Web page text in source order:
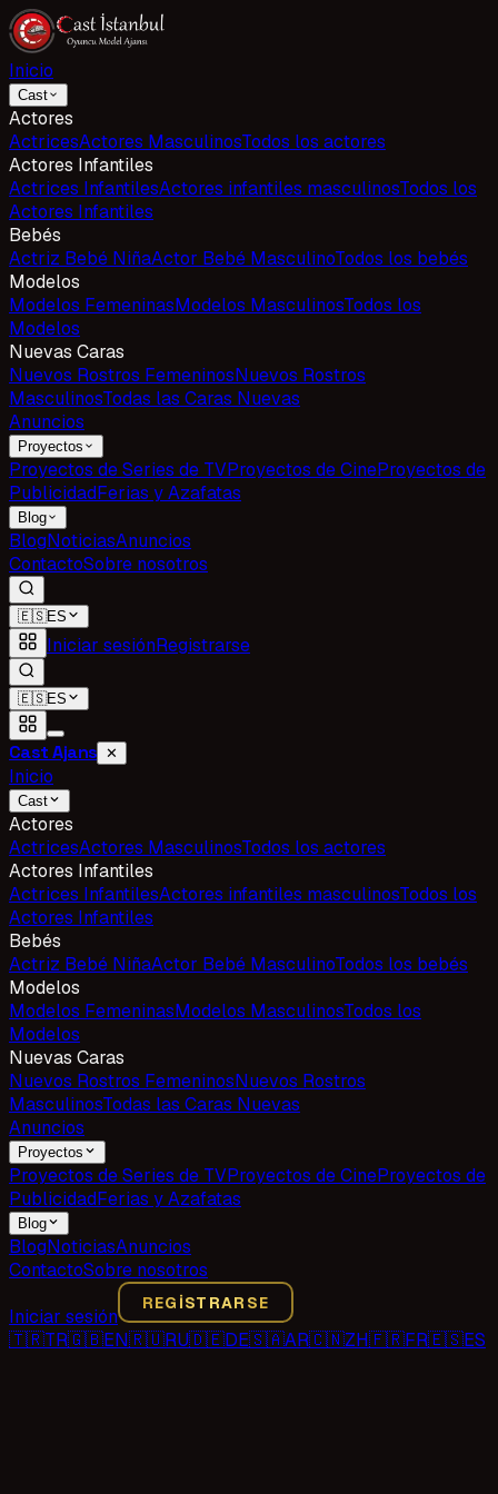
Inicio
Cast
Actores
ActricesActores MasculinosTodos los actores
Actores Infantiles
Actrices InfantilesActores infantiles masculinosTodos los
Actores Infantiles
Bebés
Actriz Bebé NiñaActor Bebé MasculinoTodos los bebés
Modelos
Modelos FemeninasModelos MasculinosTodos los
Modelos
Nuevas Caras
Nuevos Rostros FemeninosNuevos Rostros
MasculinosTodas las Caras Nuevas
Anuncios
Proyectos
Proyectos de Series de TVProyectos de CineProyectos de
PublicidadFerias y Azafatas
Blog
BlogNoticiasAnuncios
ContactoSobre nosotros
🇪🇸ES
Iniciar sesiónRegistrarse
🇪🇸ES
Cast Ajans ✕
Inicio
Cast
Actores
ActricesActores MasculinosTodos los actores
Actores Infantiles
Actrices InfantilesActores infantiles masculinosTodos los
Actores Infantiles
Bebés
Actriz Bebé NiñaActor Bebé MasculinoTodos los bebés
Modelos
Modelos FemeninasModelos MasculinosTodos los
Modelos
Nuevas Caras
Nuevos Rostros FemeninosNuevos Rostros
MasculinosTodas las Caras Nuevas
Anuncios
Proyectos
Proyectos de Series de TVProyectos de CineProyectos de
PublicidadFerias y Azafatas
Blog
BlogNoticiasAnuncios
ContactoSobre nosotros
Iniciar sesión
REGISTRARSE
🇹🇷TR🇬🇧EN🇷🇺RU🇩🇪DE🇸🇦AR🇨🇳ZH🇫🇷FR🇪🇸ES